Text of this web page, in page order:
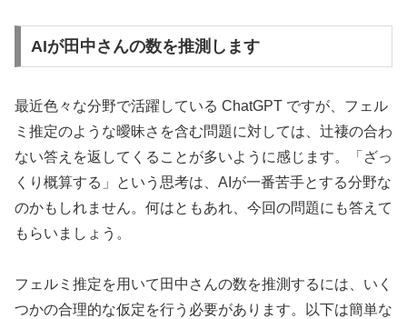
AIが田中さんの数を推測します
最近色々な分野で活躍している ChatGPT ですが、フェル
ミ推定のような曖昧さを含む問題に対しては、辻褄の合わ
ない答えを返してくることが多いように感じます。「ざっ
くり概算する」という思考は、AIが一番苦手とする分野な
のかもしれません。何はともあれ、今回の問題にも答えて
もらいましょう。
フェルミ推定を用いて田中さんの数を推測するには、いく
つかの合理的な仮定を行う必要があります。以下は簡単な